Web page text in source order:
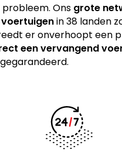
probleem. Ons grote
in 38 landen
er onverhoopt een
een vervangend